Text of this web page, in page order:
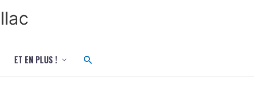
ET EN PLUS ! Rechercher